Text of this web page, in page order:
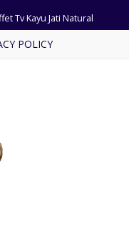
Tv Kayu Jati Natural
Masjid Jumbo Kayu Jati
Pojok Ukir Warna Putih
Tidur Desain Villa Bali
POLICY